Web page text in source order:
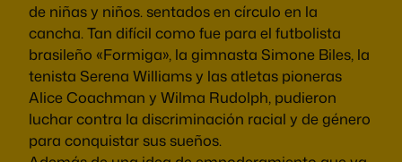
de niñas y niños. sentados en círculo en la
cancha. Tan difícil como fue para el futbolista
brasileño «Formiga», la gimnasta Simone Biles, la
tenista Serena Williams y las atletas pioneras
Alice Coachman y Wilma Rudolph, pudieron
luchar contra la discriminación racial y de género
para conquistar sus sueños.